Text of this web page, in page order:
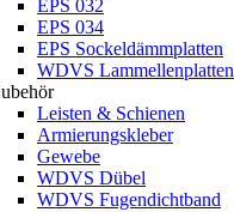
EPS 032
EPS 034
EPS Sockeldämmplatten
WDVS Lammellenplatten
Leisten & Schienen
Armierungskleber
Gewebe
WDVS Dübel
WDVS Fugendichtband